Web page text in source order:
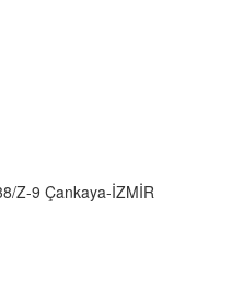
Z-9 Çankaya-İZMİR